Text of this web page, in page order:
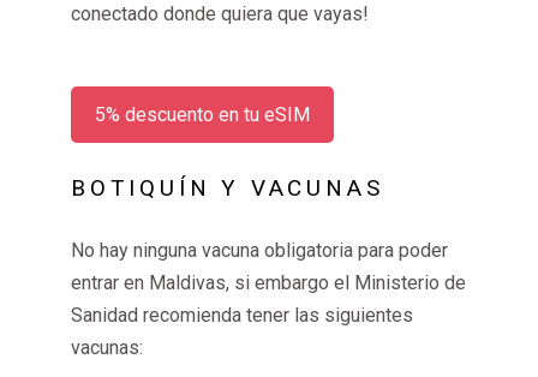
conectado donde quiera que vayas!
5% descuento en tu eSIM
BOTIQUÍN Y VACUNAS
No hay ninguna vacuna obligatoria para poder
entrar en Maldivas, si embargo el Ministerio de
Sanidad recomienda tener las siguientes
vacunas: